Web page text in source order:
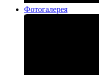
Фотогалерея